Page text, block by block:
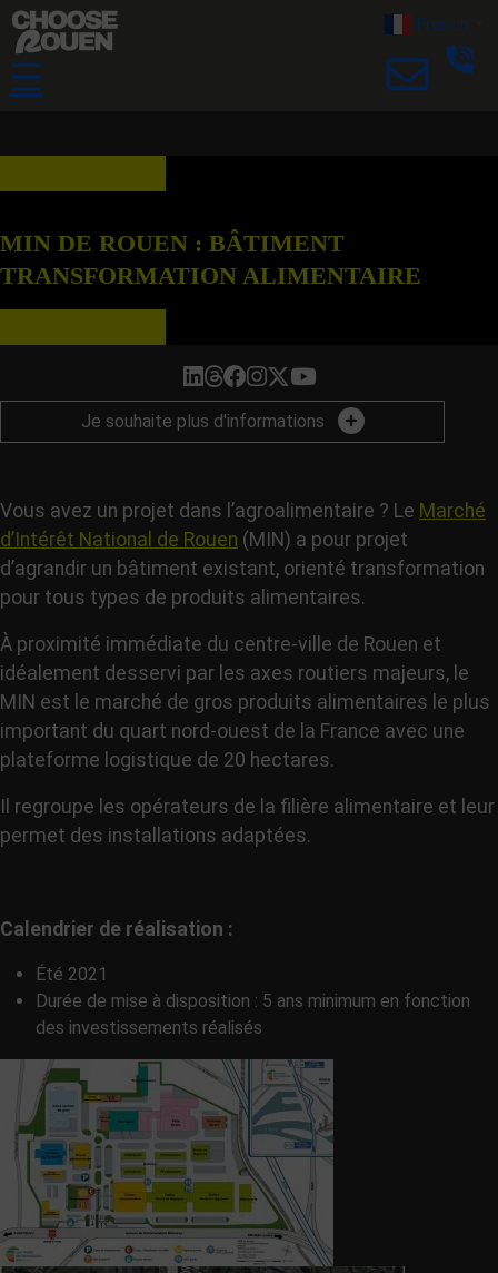
☰
French
MIN DE ROUEN : BÂTIMENT
TRANSFORMATION ALIMENTAIRE
Je souhaite plus d'informations
Vous avez un projet dans l’agroalimentaire ? Le Marché
d’Intérêt National de Rouen (MIN) a pour projet
d’agrandir un bâtiment existant, orienté transformation
pour tous types de produits alimentaires.
À proximité immédiate du centre-ville de Rouen et
idéalement desservi par les axes routiers majeurs, le
MIN est le marché de gros produits alimentaires le plus
important du quart nord-ouest de la France avec une
plateforme logistique de 20 hectares.
Il regroupe les opérateurs de la filière alimentaire et leur
permet des installations adaptées.
Calendrier de réalisation :
Été 2021
Durée de mise à disposition : 5 ans minimum en fonction
des investissements réalisés